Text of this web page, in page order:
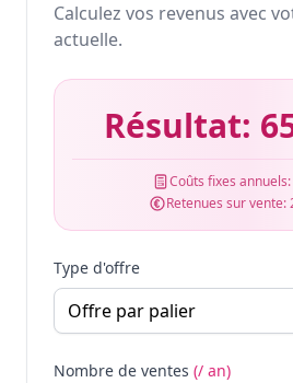
Calculez vos revenus avec
actuelle.
Résultat:
Coûts fixes annuels:
Retenues sur vente:
Type d'offre
Nombre de ventes (/ an)